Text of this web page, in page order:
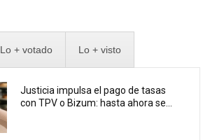
Lo + votado Lo + visto
Justicia impulsa el pago de tasas
con TPV o Bizum: hasta ahora se...